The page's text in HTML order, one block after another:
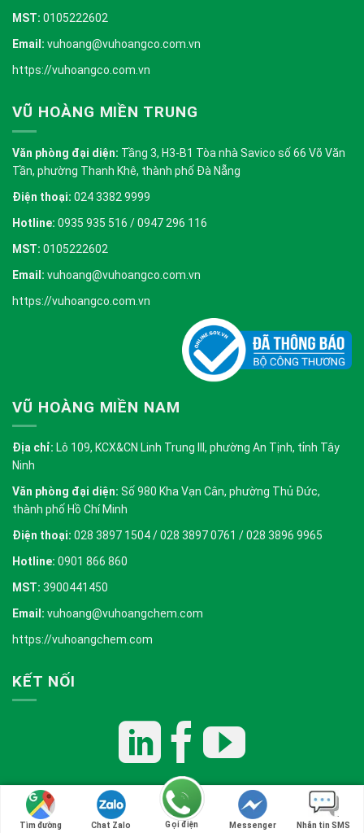
MST: 0105222602
Email: vuhoang@vuhoangco.com.vn
https://vuhoangco.com.vn
VŨ HOÀNG MIỀN TRUNG
Văn phòng đại diện: Tầng 3, H3-B1 Tòa nhà Savico số 66 Võ Văn
Tần, phường Thanh Khê, thành phố Đà Nẵng
Điện thoại: 024 3382 9999
Hotline: 0935 935 516 / 0947 296 116
MST: 0105222602
Email: vuhoang@vuhoangco.com.vn
https://vuhoangco.com.vn
VŨ HOÀNG MIỀN NAM
Địa chỉ: Lô 109, KCX&CN Linh Trung III, phường An Tịnh, tỉnh Tây
Ninh
Văn phòng đại diện: Số 980 Kha Vạn Cân, phường Thủ Đức,
thành phố Hồ Chí Minh
Điện thoại: 028 3897 1504 / 028 3897 0761 / 028 3896 9965
Hotline: 0901 866 860
MST: 3900441450
Email: vuhoang@vuhoangchem.com
https://vuhoangchem.com
KẾT NỐI
Copyright 2026 ©Vũ Hoàng E&C
Tìm đường Chat Zalo Gọi điện Messenger Nhắn tin SMS